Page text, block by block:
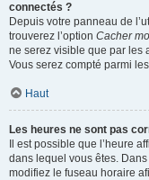
connectés ?
Depuis votre panneau de
trouverez l’option Cacher
ne serez visible que par les
Vous serez compté parmi
Haut
Les heures ne sont pas
Il est possible que l’heure
dans lequel vous êtes.
modifiez le fuseau horaire